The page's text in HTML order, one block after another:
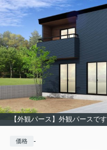
【外観パース】外観パースで
価格 -